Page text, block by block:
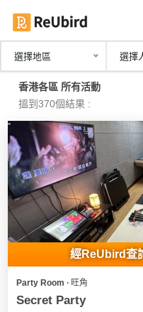
繁
中
EN
登
入
註
服
務
選擇地區 選擇
香港各區 所有活動
搵到370個結果 :
經ReUbird查
Party Room ∙ 旺角
Secret Party